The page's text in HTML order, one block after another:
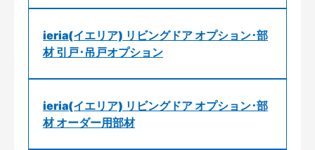
ieria(イエリア) リビングドア オプション･部
材 引戸･吊戸オプション
ieria(イエリア) リビングドア オプション･部
材 オーダー用部材